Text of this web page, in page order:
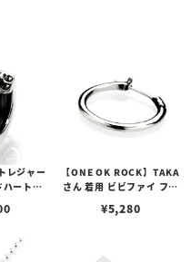
レジャー
ートピ
【ONE OK ROCK】TAKA
さん 着用 ビビファイ フー
¥5,280